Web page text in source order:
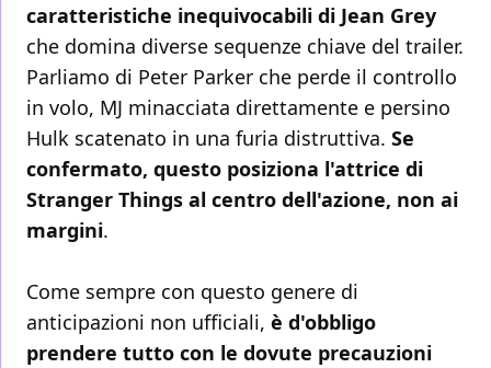
caratteristiche inequivocabili di Jean Grey
che domina diverse sequenze chiave del trailer.
Parliamo di Peter Parker che perde il controllo
in volo, MJ minacciata direttamente e persino
Hulk scatenato in una furia distruttiva. Se
confermato, questo posiziona l'attrice di
Stranger Things al centro dell'azione, non ai
margini.
Come sempre con questo genere di
anticipazioni non ufficiali, è d'obbligo
prendere tutto con le dovute precauzioni